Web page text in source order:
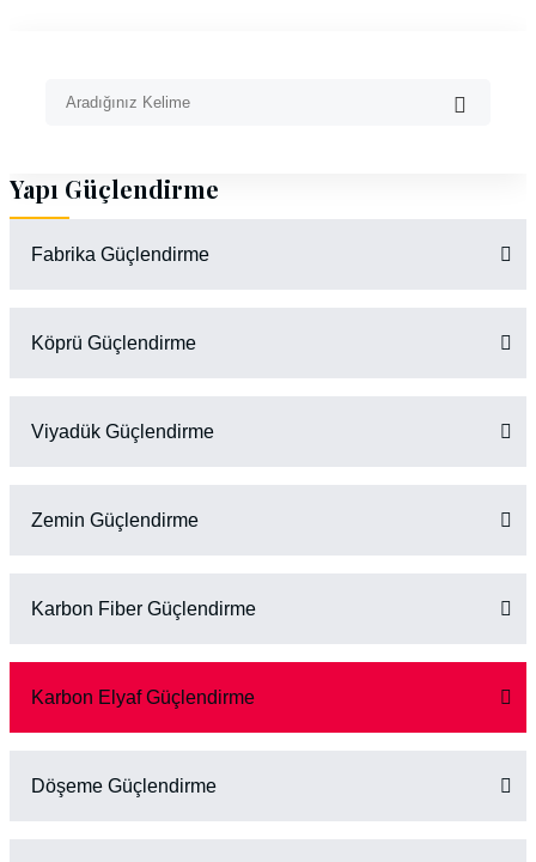
Yapı Güçlendirme
Fabrika Güçlendirme
Köprü Güçlendirme
Viyadük Güçlendirme
Zemin Güçlendirme
Karbon Fiber Güçlendirme
Karbon Elyaf Güçlendirme
Döşeme Güçlendirme